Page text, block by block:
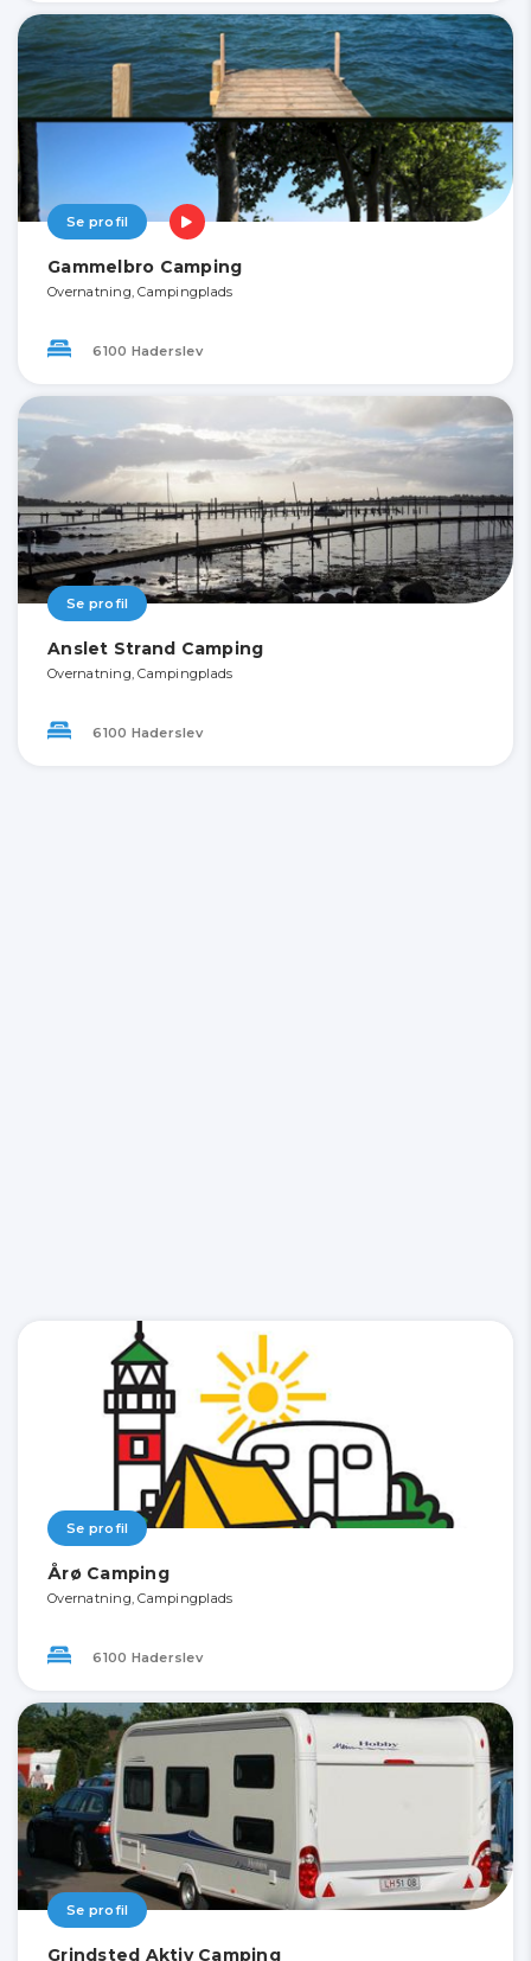
Se profil
Gammelbro Camping
Overnatning, Campingplads
6100 Haderslev
Se profil
Anslet Strand Camping
Overnatning, Campingplads
6100 Haderslev
Se profil
Årø Camping
Overnatning, Campingplads
6100 Haderslev
Se profil
Grindsted Aktiv Camping